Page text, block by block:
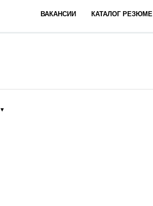
ВАКАНСИИ КАТАЛОГ РЕЗЮМЕ
▾